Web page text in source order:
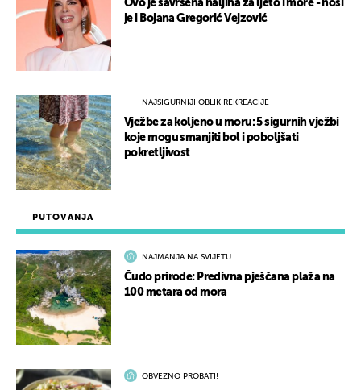
PUTOVANJA
NAJMANJA NA SVIJETU
Čudo prirode: Predivna pješčana plaža na
100 metara od mora
OBVEZNO PROBATI!
Ovo je savršena haljina za ljeto i more - nosi
je i Bojana Gregorić Vejzović
NAJSIGURNIJI OBLIK REKREACIJE
Vježbe za koljeno u moru: 5 sigurnih vježbi
koje mogu smanjiti bol i poboljšati
pokretljivost